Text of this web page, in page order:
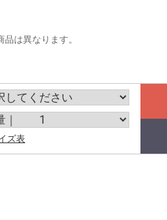
は異なります。
ズ表